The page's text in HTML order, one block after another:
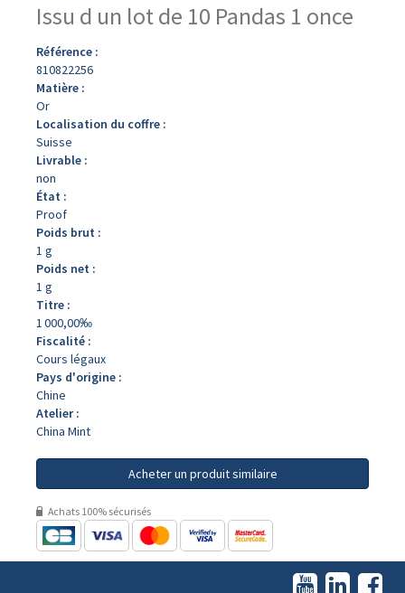
Issu d un lot de 10 Pandas 1 once
Référence :
810822256
Matière :
Or
Localisation du coffre :
Suisse
Livrable :
non
État :
Proof
Poids brut :
1 g
Poids net :
1 g
Titre :
1 000,00‰
Fiscalité :
Cours légaux
Pays d'origine :
Chine
Atelier :
China Mint
Acheter un produit similaire
Achats 100% sécurisés